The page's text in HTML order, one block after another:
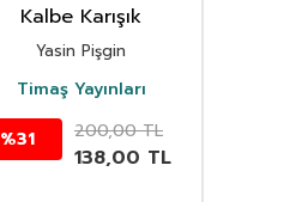
Kalbe Karışık
Yasin Pişgin
Timaş Yayınları
%31 200,00TL
138,00 TL